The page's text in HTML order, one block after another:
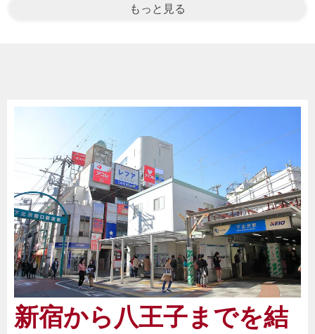
もっと見る
新宿から八王子までを結